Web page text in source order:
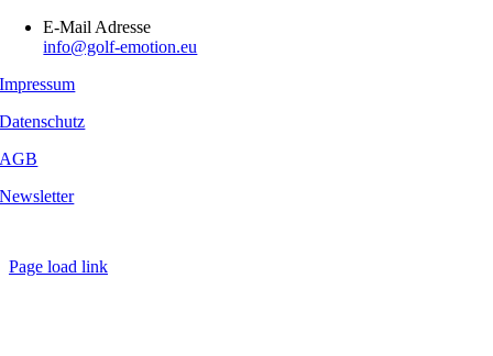
E-Mail Adresse
info@golf-emotion.eu
Impressum
Datenschutz
AGB
Newsletter
Page load link